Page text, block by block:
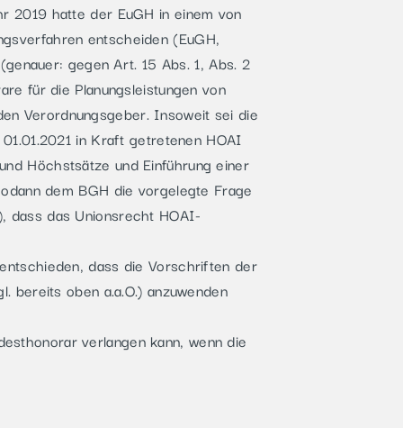
2019 hatte der EuGH in einem von
entscheiden (EuGH,
gegen Art. 15 Abs. 1, Abs. 2
für die Planungsleistungen von
Verordnungsgeber. Insoweit sei die
in Kraft getretenen HOAI
Höchstsätze und Einführung einer
dem BGH die vorgelegte Frage
dass das Unionsrecht HOAI-
dass die Vorschriften der
oben a.a.O.) anzuwenden
verlangen kann, wenn die